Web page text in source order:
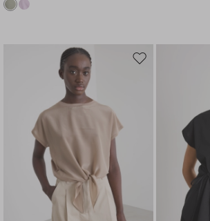
Sposta